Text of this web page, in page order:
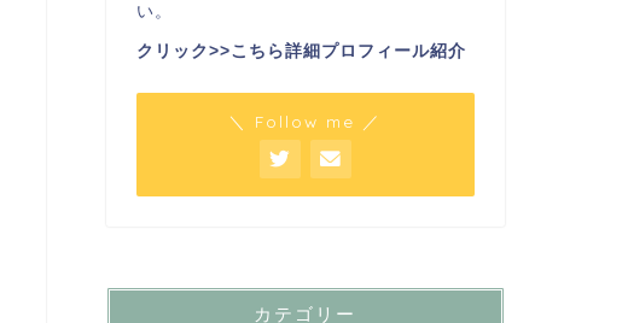
い。
クリック>>こちら詳細プロフィール紹介
＼ Follow me ／
カテゴリー